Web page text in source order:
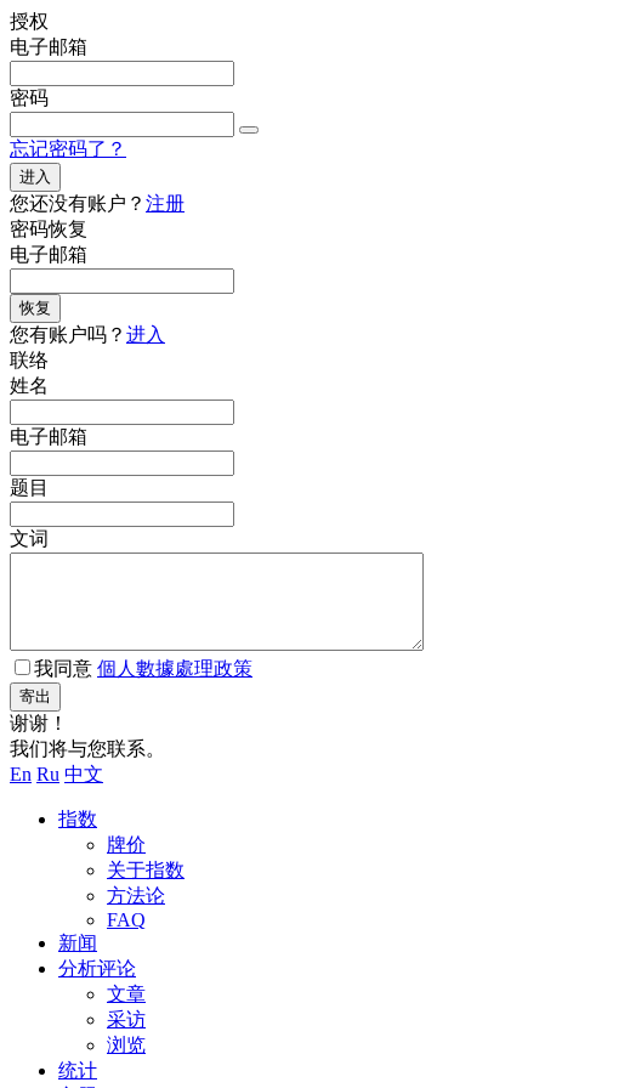
授权
电子邮箱
密码
忘记密码了？
进入
您还没有账户？ 注册
密码恢复
电子邮箱
恢复
您有账户吗？ 进入
联络
姓名
电子邮箱
题目
文词
我同意 個人數據處理政策
寄出
谢谢！
我们将与您联系。
En Ru 中文
指数
牌价
关于指数
方法论
FAQ
新闻
分析评论
文章
采访
浏览
统计